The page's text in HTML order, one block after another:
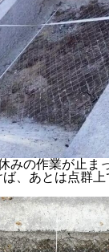
みの作業が止ま
、あとは点群